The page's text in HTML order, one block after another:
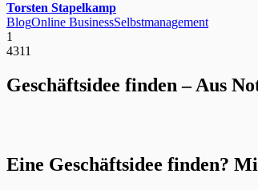
Torsten Stapelkamp
BlogOnline BusinessSelbstmanagement
1
4311
Geschäftsidee finden – Aus
Eine Geschäftsidee finden?